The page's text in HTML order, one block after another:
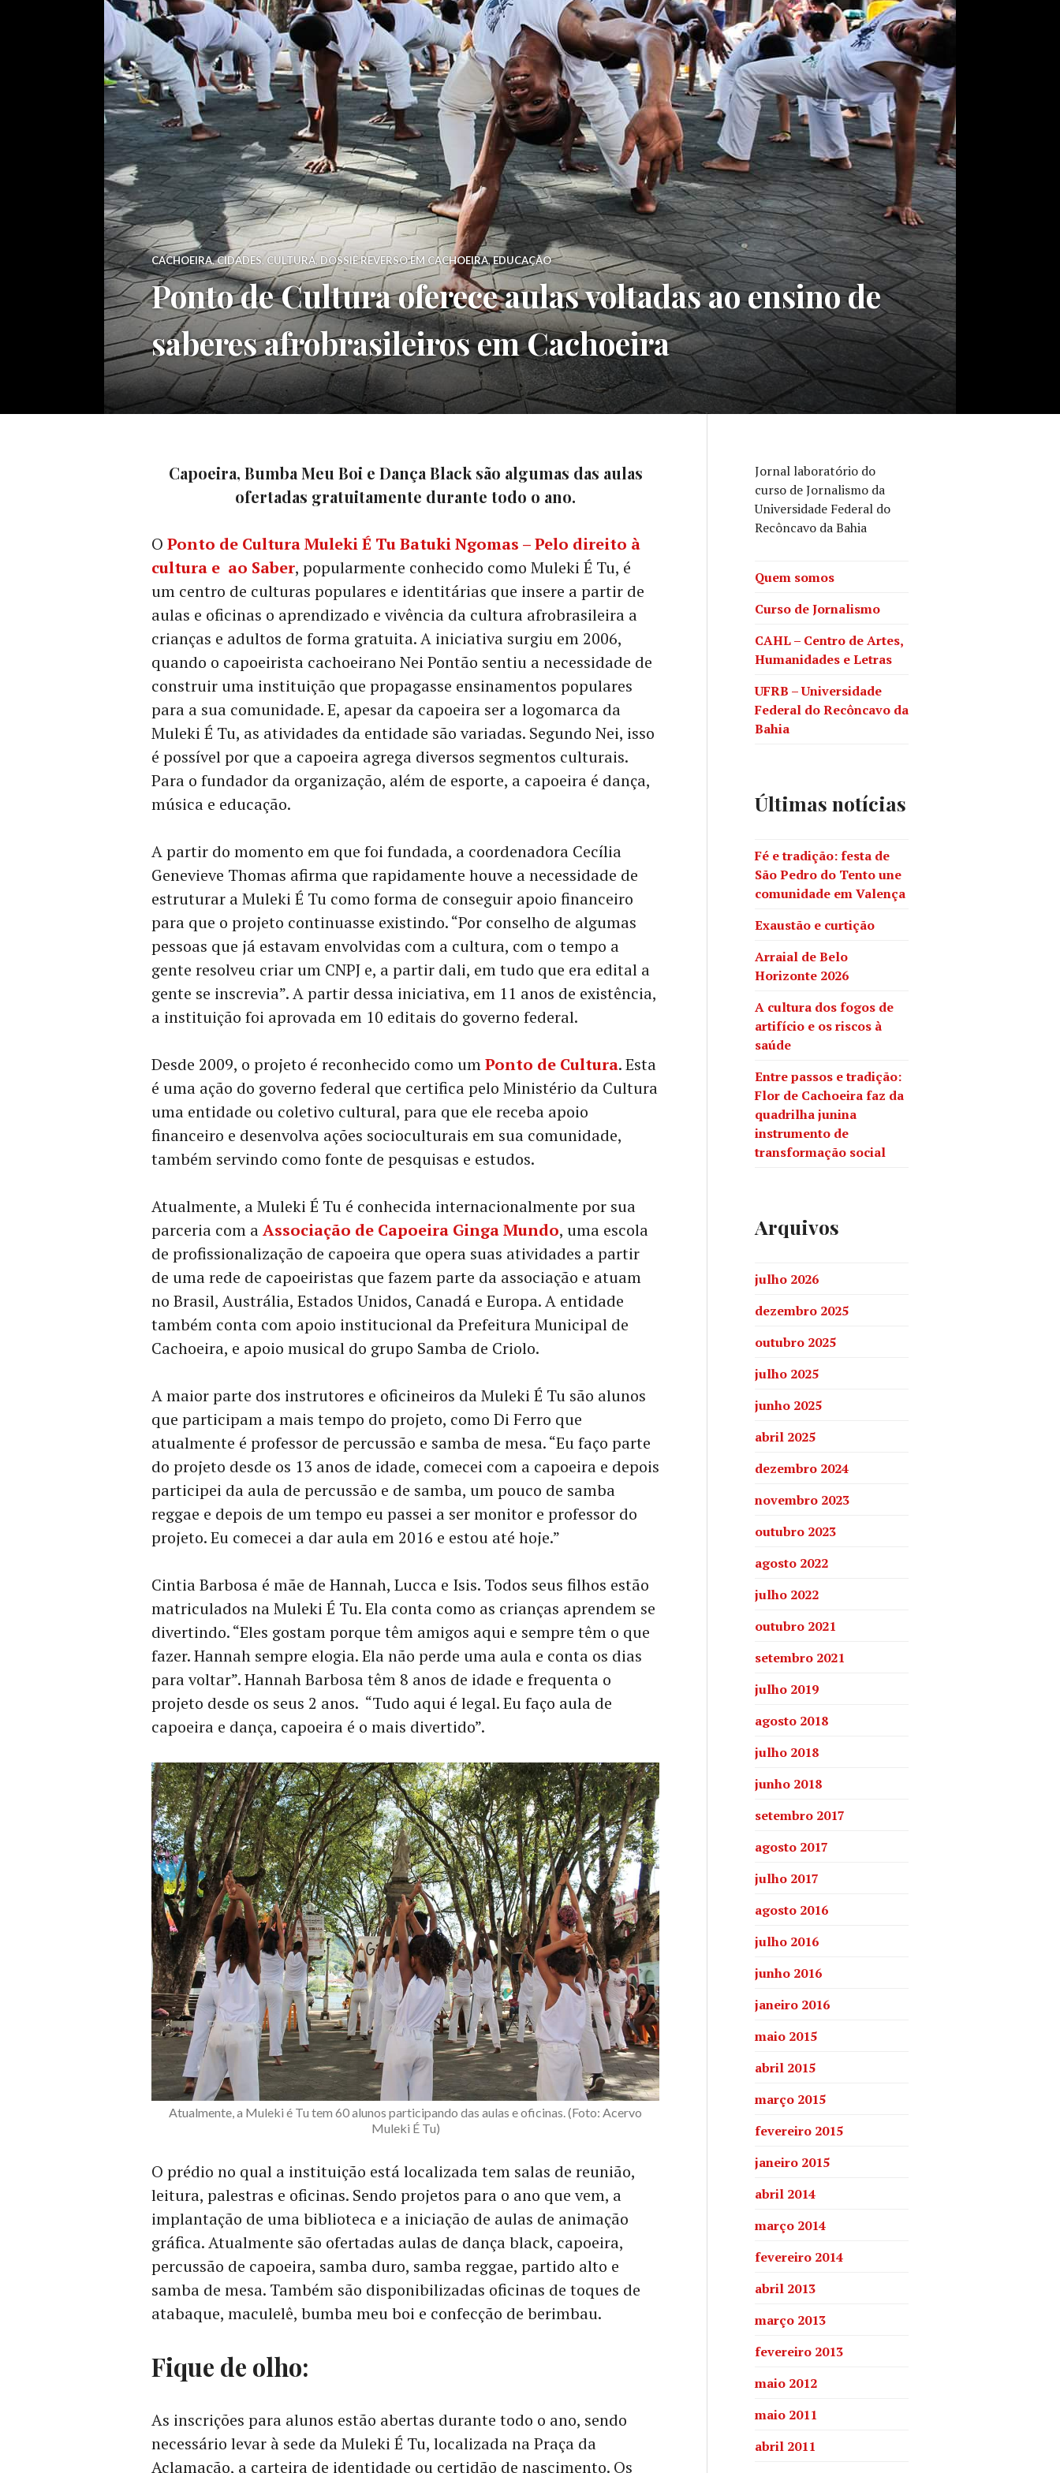
CACHOEIRA,CIDADES,CULTURA, DOSSIÊ REVERSO EM CACHOEIRA,EDUCAÇÃO
Ponto de Cultura oferece aulas voltadas ao ensino de
saberes afrobrasileiros em Cachoeira
Capoeira, Bumba Meu Boi e Dança Black são algumas das aulas
ofertadas gratuitamente durante todo o ano.
O Ponto de Cultura Muleki É Tu Batuki Ngomas – Pelo direito à
cultura e ao Saber, popularmente conhecido como Muleki É Tu, é
um centro de culturas populares e identitárias que insere a partir de
aulas e oficinas o aprendizado e vivência da cultura afrobrasileira a
crianças e adultos de forma gratuita. A iniciativa surgiu em 2006,
quando o capoeirista cachoeirano Nei Pontão sentiu a necessidade de
construir uma instituição que propagasse ensinamentos populares
para a sua comunidade. E, apesar da capoeira ser a logomarca da
Muleki É Tu, as atividades da entidade são variadas. Segundo Nei, isso
é possível por que a capoeira agrega diversos segmentos culturais.
Para o fundador da organização, além de esporte, a capoeira é dança,
música e educação.
A partir do momento em que foi fundada, a coordenadora Cecília
Genevieve Thomas afirma que rapidamente houve a necessidade de
estruturar a Muleki É Tu como forma de conseguir apoio financeiro
para que o projeto continuasse existindo. “Por conselho de algumas
pessoas que já estavam envolvidas com a cultura, com o tempo a
gente resolveu criar um CNPJ e, a partir dali, em tudo que era edital a
gente se inscrevia”. A partir dessa iniciativa, em 11 anos de existência,
a instituição foi aprovada em 10 editais do governo federal.
Desde 2009, o projeto é reconhecido como umPonto de Cultura. Esta
é uma ação do governo federal que certifica pelo Ministério da Cultura
uma entidade ou coletivo cultural, para que ele receba apoio
financeiro e desenvolva ações socioculturais em sua comunidade,
também servindo como fonte de pesquisas e estudos.
Atualmente, a Muleki É Tu é conhecida internacionalmente por sua
parceria com aAssociação de Capoeira Ginga Mundo, uma escola
de profissionalização de capoeira que opera suas atividades a partir
de uma rede de capoeiristas que fazem parte da associação e atuam
no Brasil, Austrália, Estados Unidos, Canadá e Europa. A entidade
também conta com apoio institucional da Prefeitura Municipal de
Cachoeira, e apoio musical do grupo Samba de Criolo.
A maior parte dos instrutores e oficineiros da Muleki É Tu são alunos
que participam a mais tempo do projeto, como Di Ferro que
atualmente é professor de percussão e samba de mesa. “Eu faço parte
do projeto desde os 13 anos de idade, comecei com a capoeira e depois
participei da aula de percussão e de samba, um pouco de samba
reggae e depois de um tempo eu passei a ser monitor e professor do
projeto. Eu comecei a dar aula em 2016 e estou até hoje.”
Cintia Barbosa é mãe de Hannah, Lucca e Isis. Todos seus filhos estão
matriculados na Muleki É Tu. Ela conta como as crianças aprendem se
divertindo. “Eles gostam porque têm amigos aqui e sempre têm o que
fazer. Hannah sempre elogia. Ela não perde uma aula e conta os dias
para voltar”. Hannah Barbosa têm 8 anos de idade e frequenta o
projeto desde os seus 2 anos. “Tudo aqui é legal. Eu faço aula de
capoeira e dança, capoeira é o mais divertido”.
Atualmente, a Muleki é Tu tem 60 alunos participando das aulas e oficinas. (Foto: Acervo
Muleki É Tu)
O prédio no qual a instituição está localizada tem salas de reunião,
leitura, palestras e oficinas. Sendo projetos para o ano que vem, a
implantação de uma biblioteca e a iniciação de aulas de animação
gráfica. Atualmente são ofertadas aulas de dança black, capoeira,
percussão de capoeira, samba duro, samba reggae, partido alto e
samba de mesa. Também são disponibilizadas oficinas de toques de
atabaque, maculelê, bumba meu boi e confecção de berimbau.
Fique de olho:
As inscrições para alunos estão abertas durante todo o ano, sendo
necessário levar à sede da Muleki É Tu, localizada na Praça da
Aclamação, a carteira de identidade ou certidão de nascimento. Os
Jornal laboratório do
curso de Jornalismo da
Universidade Federal do
Recôncavo da Bahia
Quem somos
Curso de Jornalismo
CAHL – Centro de Artes,
Humanidades e Letras
UFRB – Universidade
Federal do Recôncavo da
Bahia
Últimas notícias
Fé e tradição: festa de
São Pedro do Tento une
comunidade em Valença
Exaustão e curtição
Arraial de Belo
Horizonte 2026
A cultura dos fogos de
artifício e os riscos à
saúde
Entre passos e tradição:
Flor de Cachoeira faz da
quadrilha junina
instrumento de
transformação social
Arquivos
julho 2026
dezembro 2025
outubro 2025
julho 2025
junho 2025
abril 2025
dezembro 2024
novembro 2023
outubro 2023
agosto 2022
julho 2022
outubro 2021
setembro 2021
julho 2019
agosto 2018
julho 2018
junho 2018
setembro 2017
agosto 2017
julho 2017
agosto 2016
julho 2016
junho 2016
janeiro 2016
maio 2015
abril 2015
março 2015
fevereiro 2015
janeiro 2015
abril 2014
março 2014
fevereiro 2014
abril 2013
março 2013
fevereiro 2013
maio 2012
maio 2011
abril 2011